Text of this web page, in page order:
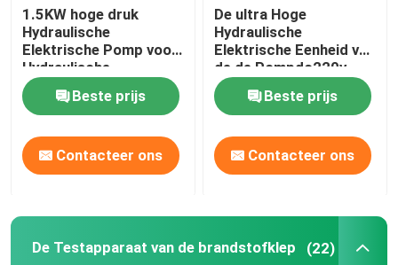
1.5KW hoge druk
Hydraulische
Elektrische Pomp voor
Hydraulische
Arbeidsvoorwaarden
Beste prijs
Contacteer ons
De ultra Hoge
Hydraulische
Elektrische Eenheid van
de de Pompdc220v
Hydraulische Macht
van 200MPa 2000Bar
Beste prijs
Contacteer ons
De Testapparaat van de brandstofklep (22)